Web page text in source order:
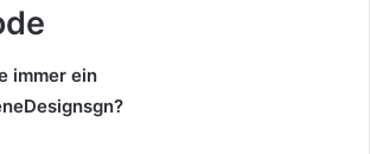
immer ein